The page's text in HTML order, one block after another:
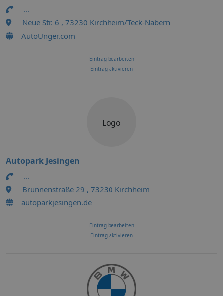
...
Neue Str. 6 , 73230 Kirchheim/Teck-Nabern
AutoUnger.com
Eintrag bearbeiten
Eintrag aktivieren
Logo
Autopark Jesingen
...
Brunnenstraße 29 , 73230 Kirchheim
autoparkjesingen.de
Eintrag bearbeiten
Eintrag aktivieren